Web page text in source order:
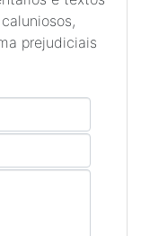
prejudiciais